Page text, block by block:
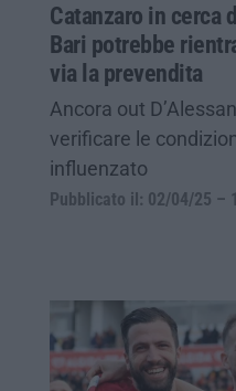
Catanzaro in cerca
Bari potrebbe
via la prevendita
Ancora out
verificare le
influenzato
Pubblicato il: 02/04/25 –